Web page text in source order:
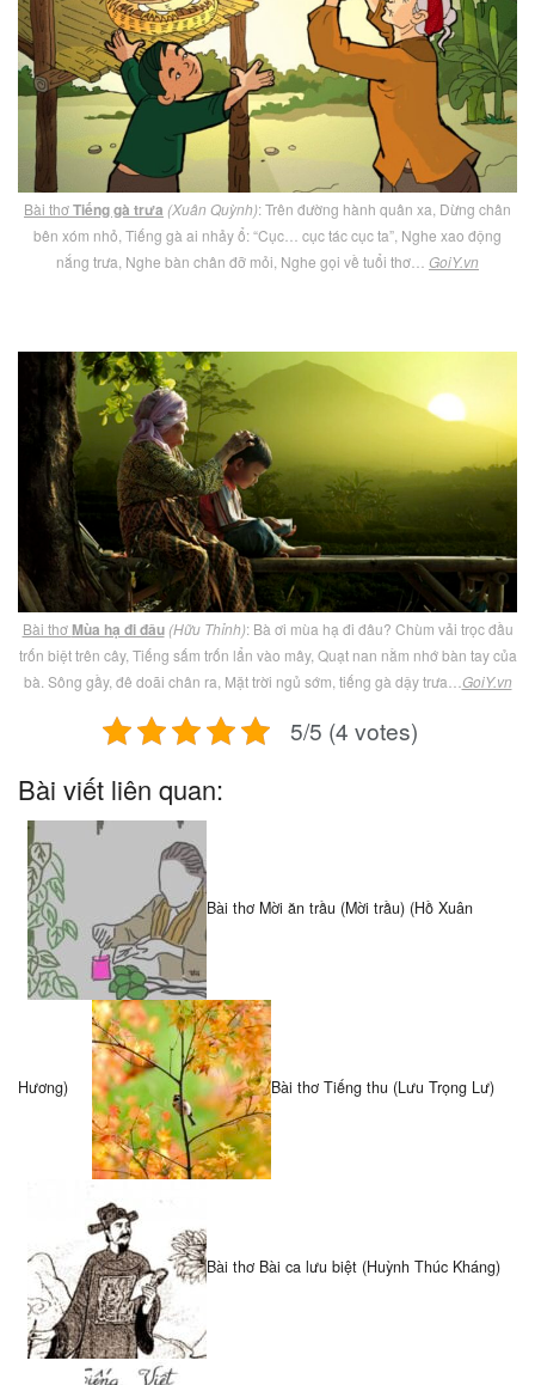
Bài thơTiếng gà trưa (Xuân Quỳnh): Trên đường hành quân xa, Dừng chân
bên xóm nhỏ, Tiếng gà ai nhảy ổ: “Cục… cục tác cục ta”, Nghe xao động
nắng trưa, Nghe bàn chân đỡ mỏi, Nghe gọi về tuổi thơ… GoiY.vn
Bài thơ Mùa hạ đi đâu (Hữu Thỉnh): Bà ơi mùa hạ đi đâu? Chùm vải trọc đầu
trốn biệt trên cây, Tiếng sấm trốn lẩn vào mây, Quạt nan nằm nhớ bàn tay của
bà. Sông gầy, đê doãi chân ra, Mặt trời ngủ sớm, tiếng gà dậy trưa… GoiY.vn
5/5 (4 votes)
Bài viết liên quan:
Bài thơ Mời ăn trầu (Mời trầu) (Hồ Xuân
Hương) Bài thơ Tiếng thu (Lưu Trọng Lư)
Bài thơ Bài ca lưu biệt (Huỳnh Thúc Kháng)